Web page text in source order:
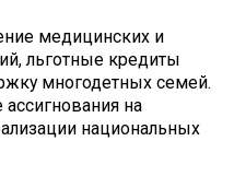
медицинских и
льготные кредиты
многодетных семей.
на
национальных